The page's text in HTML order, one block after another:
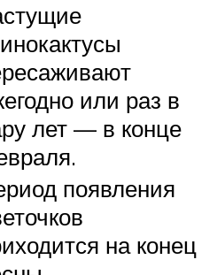
или раз в
лет — в конце
появления
на конец